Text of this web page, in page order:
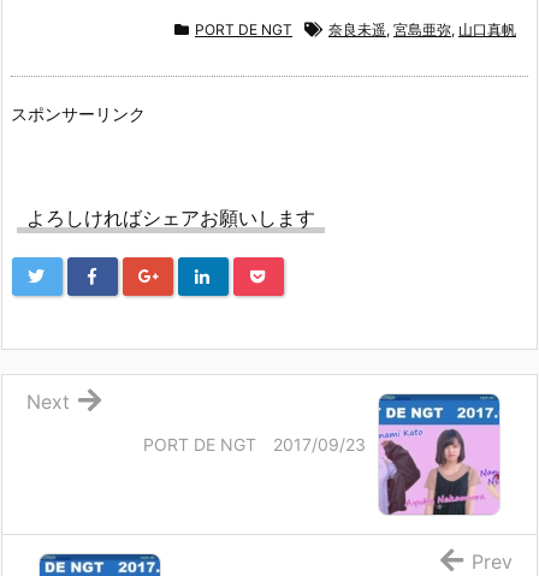
PORT DE NGT 奈良未遥, 宮島亜弥, 山口真帆
スポンサーリンク
よろしければシェアお願いします
PORT DE NGT 2017/09/23
Next
Prev